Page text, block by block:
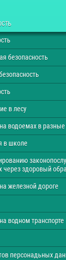
безопасность
в лесу
водоемах в
в школе
через здоровый
железной дороге
водном транспорте
персонадьных